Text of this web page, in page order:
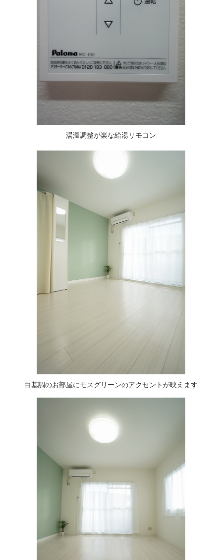
湯温調整が楽な給湯リモコン
白基調のお部屋にモスグリーンのアクセントが映えます